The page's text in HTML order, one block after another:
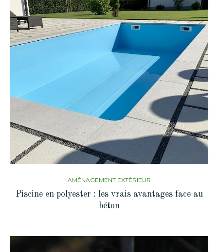
AMÉNAGEMENT EXTÉRIEUR
Piscine en polyester : les vrais avantages face au
béton